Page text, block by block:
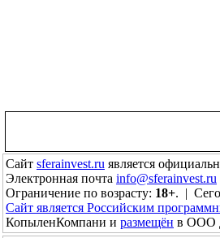
Сайт sferainvest.ru является
Электронная почта info@sferainvest.ru
Ограничение по возрасту: 18+. |
Сайт является Российским
КопыленКомпани и размещён в ООО